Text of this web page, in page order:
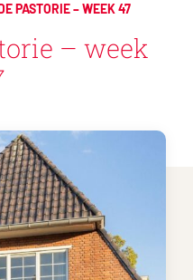
PASTORIE – WEEK 47
– week